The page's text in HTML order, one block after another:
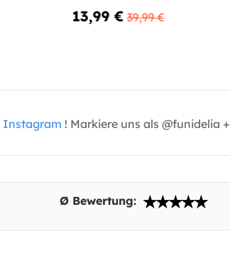
13,99 € 39,99 €
Instagram ! Markiere uns als @funidelia +
Ø Bewertung: